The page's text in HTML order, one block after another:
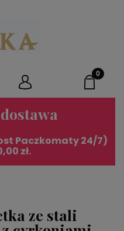
Paczkomaty 24/7)
zł.
ze stali